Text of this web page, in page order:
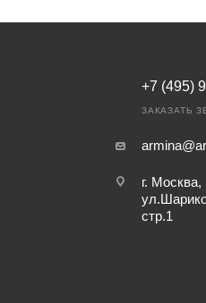
+7 (495)
ЗАКАЗАТЬ
г. Москва,
стр.1